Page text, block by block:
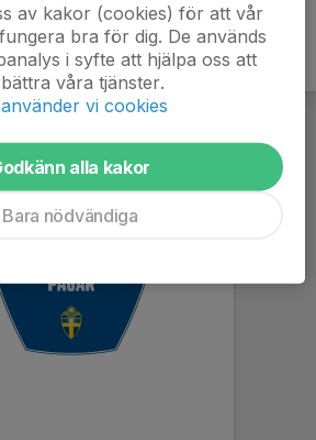
av kakor (cookies) för att vår
bra för dig. De används
i syfte att hjälpa oss att
våra tjänster.
vi cookies
alla kakor
Bara nödvändiga